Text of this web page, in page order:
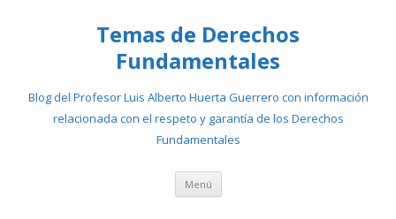
Temas de Derechos
Fundamentales
Blog del Profesor Luis Alberto Huerta Guerrero con información
relacionada con el respeto y garantía de los Derechos
Fundamentales
Menú Ir
contenido